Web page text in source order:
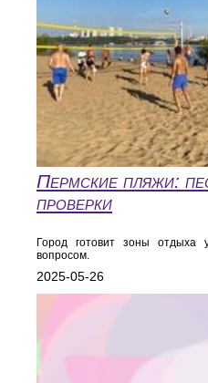
Пермские пляжи:
проверки
Город готовит зоны отдыха
вопросом.
2025-05-26